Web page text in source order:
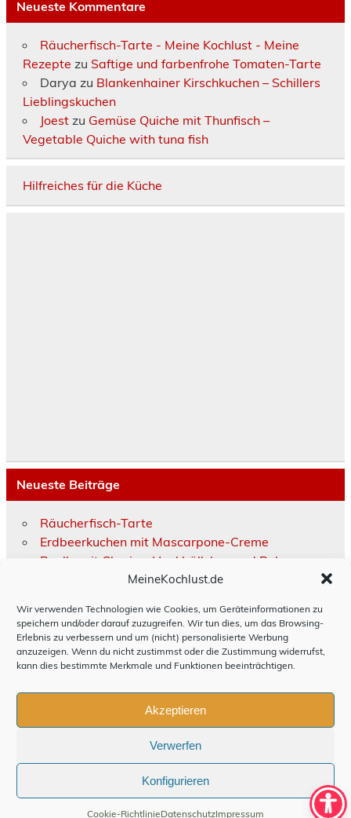
MeineKochlust.de
Wir verwenden Technologien wie Cookies, um Geräteinformationen zu
speichern und/oder darauf zuzugreifen. Wir tun dies, um das Browsing-
Erlebnis zu verbessern und um (nicht) personalisierte Werbung
anzuzeigen. Wenn du nicht zustimmst oder die Zustimmung widerrufst,
kann dies bestimmte Merkmale und Funktionen beeinträchtigen.
Akzeptieren
Verwerfen
Konfigurieren
Cookie-RichtlinieDatenschutzImpressum
Neueste Kommentare
Räucherfisch-Tarte - Meine Kochlust - Meine
Rezepte zu Saftige und farbenfrohe Tomaten-Tarte
Darya zu Blankenhainer Kirschkuchen – Schillers
Lieblingskuchen
Joestzu Gemüse Quiche mit Thunfisch –
Vegetable Quiche with tuna fish
Hilfreiches für die Küche
Neueste Beiträge
Räucherfisch-Tarte
Erdbeerkuchen mit Mascarpone-Creme
Paella mit Chorizo, Hackbällchen und Bohnen
Impressum
Datenschutz
Cookie-Richtlinie (EU)